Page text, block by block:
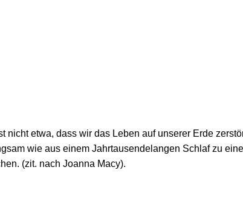
nicht etwa, dass wir das Leben auf unserer Erde
wie aus einem Jahrtausendelangen Schlaf zu
(zit. nach Joanna Macy).